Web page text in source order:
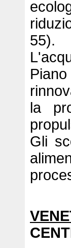
55).
la
Gli